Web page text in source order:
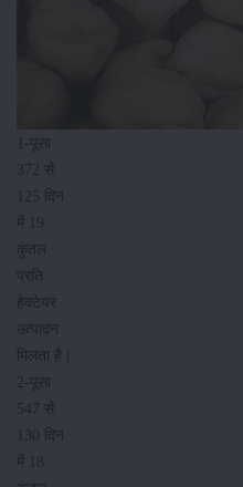
1-पूसा
372 से
125 दिन
में 19
कुंतल
प्रति
हेक्टेयर
उत्पादन
मिलता है।
2-पूसा
547 से
130 दिन
में 18